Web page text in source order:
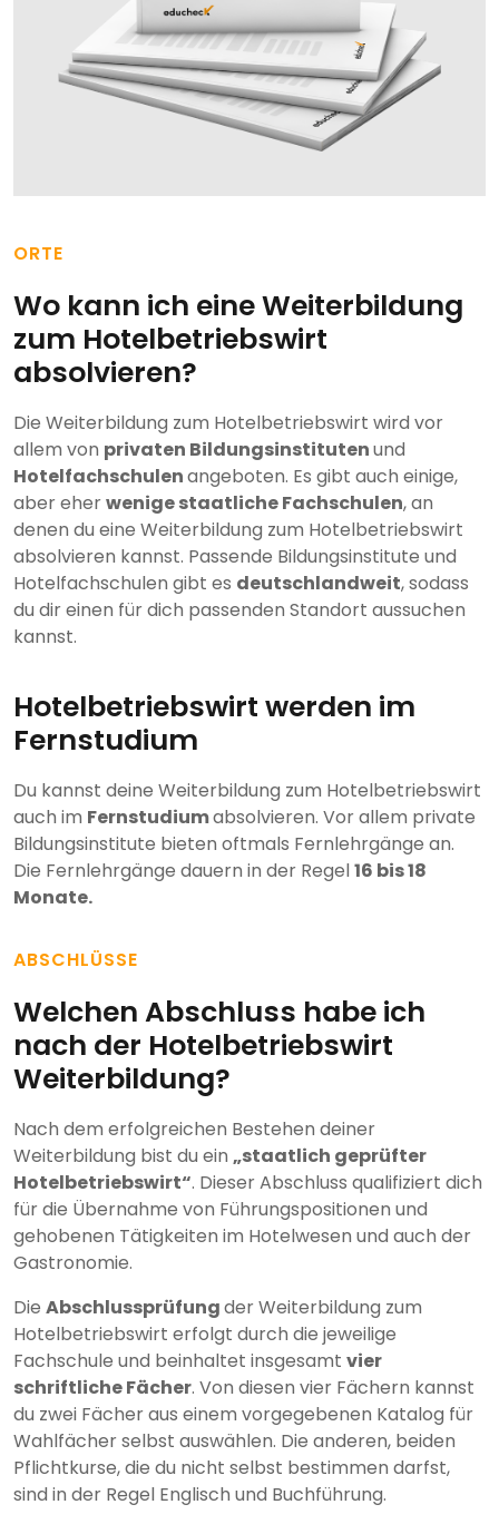
ORTE
Wo kann ich eine Weiterbildung
zum Hotelbetriebswirt
absolvieren?
Die Weiterbildung zum Hotelbetriebswirt wird vor
allem von privaten Bildungsinstitutenund
Hotelfachschulenangeboten. Es gibt auch einige,
aber eherwenige staatliche Fachschulen, an
denen du eine Weiterbildung zum Hotelbetriebswirt
absolvieren kannst. Passende Bildungsinstitute und
Hotelfachschulen gibt es deutschlandweit, sodass
du dir einen für dich passenden Standort aussuchen
kannst.
Hotelbetriebswirt werden im
Fernstudium
Du kannst deine Weiterbildung zum Hotelbetriebswirt
auch im Fernstudiumabsolvieren. Vor allem private
Bildungsinstitute bieten oftmals Fernlehrgänge an.
Die Fernlehrgänge dauern in der Regel16 bis 18
Monate.
ABSCHLÜSSE
Welchen Abschluss habe ich
nach der Hotelbetriebswirt
Weiterbildung?
Nach dem erfolgreichen Bestehen deiner
Weiterbildung bist du ein „staatlich geprüfter
Hotelbetriebswirt“. Dieser Abschluss qualifiziert dich
für die Übernahme von Führungspositionen und
gehobenen Tätigkeiten im Hotelwesen und auch der
Gastronomie.
Die Abschlussprüfungder Weiterbildung zum
Hotelbetriebswirt erfolgt durch die jeweilige
Fachschule und beinhaltet insgesamt vier
schriftliche Fächer. Von diesen vier Fächern kannst
du zwei Fächer aus einem vorgegebenen Katalog für
Wahlfächer selbst auswählen. Die anderen, beiden
Pflichtkurse, die du nicht selbst bestimmen darfst,
sind in der Regel Englisch und Buchführung.